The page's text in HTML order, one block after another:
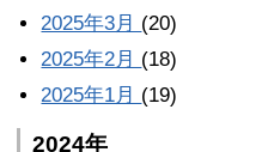
2025年3月 (20)
2025年2月 (18)
2025年1月 (19)
2024年